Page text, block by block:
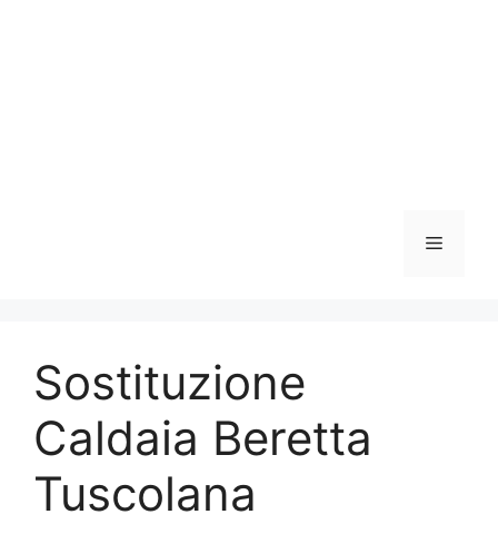
Menu
Sostituzione
Caldaia Beretta
Tuscolana